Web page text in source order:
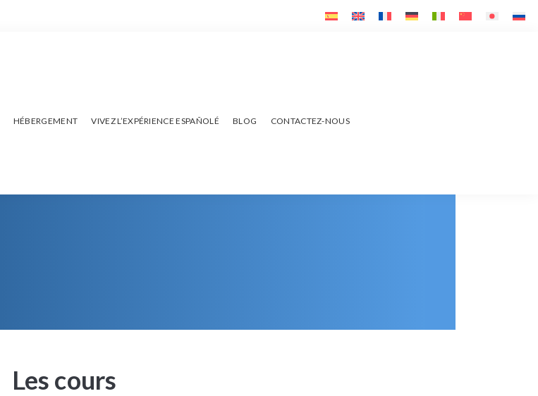
HÉBERGEMENT VIVEZ L’EXPÉRIENCE ESPAÑOLÉ BLOG CONTACTEZ-NOUS
Les cours